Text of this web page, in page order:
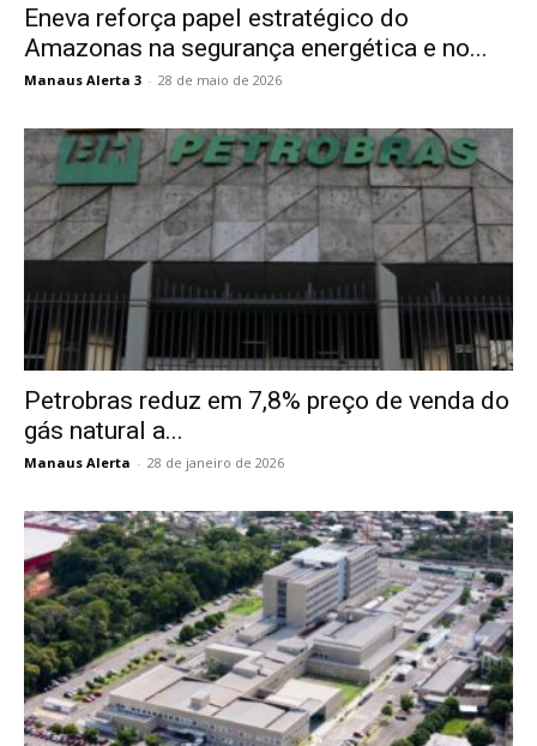
Eneva reforça papel estratégico do
Amazonas na segurança energética e no...
Manaus Alerta 3 - 28 de maio de 2026
Petrobras reduz em 7,8% preço de venda do
gás natural a...
Manaus Alerta - 28 de janeiro de 2026